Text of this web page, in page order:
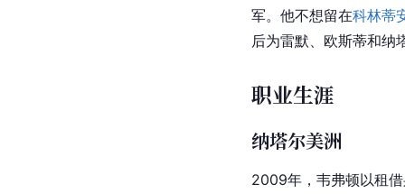
军。他不想留在科林蒂
后为雷默、欧斯蒂和纳
职业生涯
纳塔尔美洲
2009年，韦弗顿以租